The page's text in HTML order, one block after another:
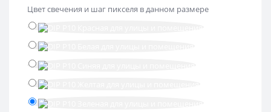
Цвет свечения и шаг пикселя в данном размере